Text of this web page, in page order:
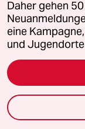
Anzeigen
Fragen & Hilfe
Feedback
Daher gehen
eine
und